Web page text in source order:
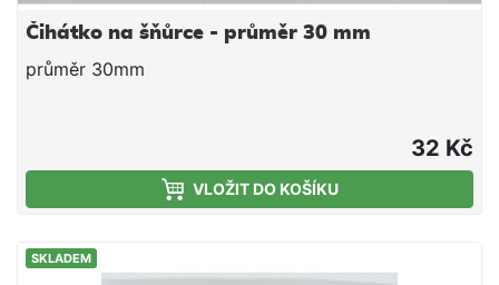
Čihátko na šňůrce - průměr 30 mm
průměr 30mm
32 Kč
VLOŽIT DO KOŠÍKU
SKLADEM